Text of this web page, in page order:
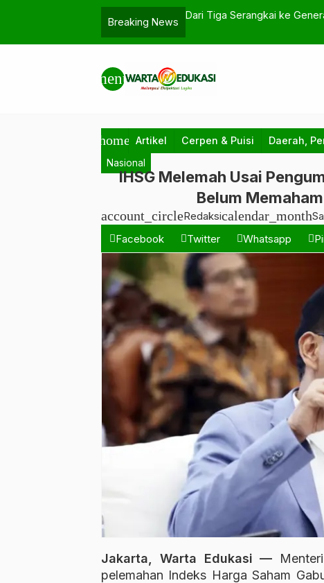
Breaking News
Dari Tiga Serangkai ke
menu
home Artikel Cerpen & Puisi Daerah,
Nasional
IHSG Melemah Usai
Belum
account_circleRedaksicalendar_month
Facebook
Twitter Whatsapp
Jakarta, Warta Edukasi —
pelemahan Indeks Harga Saham